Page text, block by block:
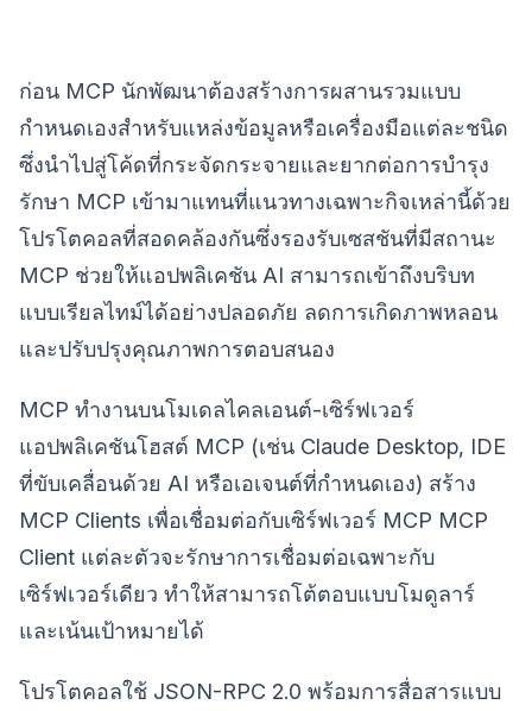
ก่อน MCP นักพัฒนาต้องสร้างการผสานรวมแบบ
กำหนดเองสำหรับแหล่งข้อมูลหรือเครื่องมือแต่ละชนิด
ซึ่งนำไปสู่โค้ดที่กระจัดกระจายและยากต่อการบำรุง
รักษา MCP เข้ามาแทนที่แนวทางเฉพาะกิจเหล่านี้ด้วย
โปรโตคอลที่สอดคล้องกันซึ่งรองรับเซสชันที่มีสถานะ
MCP ช่วยให้แอปพลิเคชัน AI สามารถเข้าถึงบริบท
แบบเรียลไทม์ได้อย่างปลอดภัย ลดการเกิดภาพหลอน
และปรับปรุงคุณภาพการตอบสนอง
MCP ทำงานบนโมเดลไคลเอนต์-เซิร์ฟเวอร์
แอปพลิเคชันโฮสต์ MCP (เช่น Claude Desktop, IDE
ที่ขับเคลื่อนด้วย AI หรือเอเจนต์ที่กำหนดเอง) สร้าง
MCP Clients เพื่อเชื่อมต่อกับเซิร์ฟเวอร์ MCP MCP
Client แต่ละตัวจะรักษาการเชื่อมต่อเฉพาะกับ
เซิร์ฟเวอร์เดียว ทำให้สามารถโต้ตอบแบบโมดูลาร์
และเน้นเป้าหมายได้
โปรโตคอลใช้ JSON-RPC 2.0 พร้อมการสื่อสารแบบ